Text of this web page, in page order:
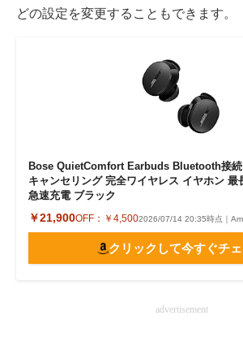
どの設定を変更することもできます。
Bose QuietComfort Earbuds Bluetooth接続
キャンセリング 完全ワイヤレス イヤホン 最
急速充電 ブラック
￥21,900OFF： ￥4,5002026/07/14 20:35時点｜
クリックして今すぐチ
advertisement